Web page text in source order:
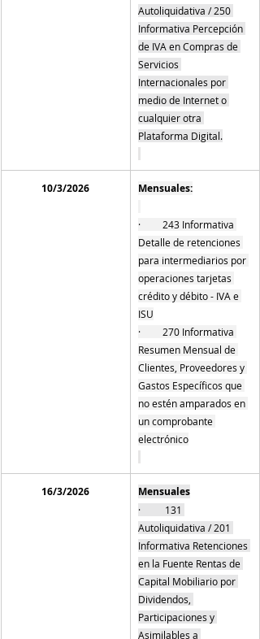
Autoliquidativa / 250
Informativa Percepción
de IVA en Compras de
Servicios
Internacionales por
medio de Internet o
cualquier otra
Plataforma Digital.
10/3/2026 Mensuales:
·         243 Informativa
Detalle de retenciones
para intermediarios por
operaciones tarjetas
crédito y débito - IVA e
ISU
·         270 Informativa
Resumen Mensual de
Clientes, Proveedores y
Gastos Específicos que
no estén amparados en
un comprobante
electrónico
16/3/2026 Mensuales
·          131
Autoliquidativa / 201
Informativa Retenciones
en la Fuente Rentas de
Capital Mobiliario por
Dividendos,
Participaciones y
Asimilables a